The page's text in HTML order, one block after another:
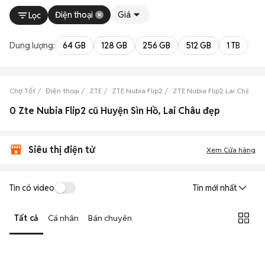
Lọc Điện thoại Giá
Dung lượng: 64 GB 128 GB 256 GB 512 GB 1 TB
Chợ Tốt Điện thoại ZTE ZTE Nubia Flip2 ZTE Nubia Flip2 Lai Châu
0 Zte Nubia Flip2 cũ Huyện Sìn Hồ, Lai Châu đẹp
Siêu thị điện tử Xem Cửa hàng
Tin có video Tin mới nhất
Tất cả Cá nhân Bán chuyên